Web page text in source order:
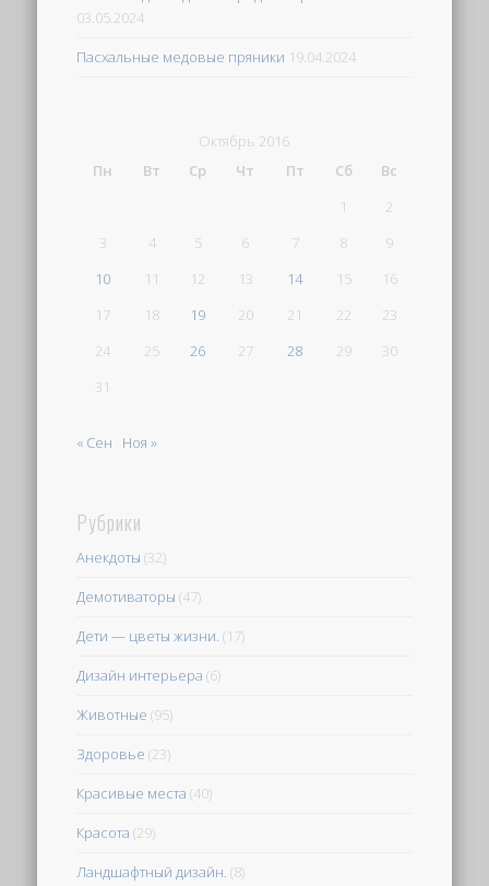
03.05.2024
Пасхальные медовые пряники 19.04.2024
Октябрь 2016
Пн
Вт Ср Чт Пт Сб
Вс
1
2
3
4 5 6 7 8
9
10
11 12 13 14 15
16
17
18 19 20 21 22
23
24
25 26 27 28 29
30
31
« Сен Ноя »
Рубрики
Анекдоты (32)
Демотиваторы (47)
Дети — цветы жизни. (17)
Дизайн интерьера (6)
Животные (95)
Здоровье (23)
Красивые места (40)
Красота (29)
Ландшафтный дизайн. (8)